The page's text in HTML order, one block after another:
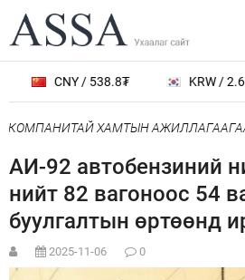
CNY / 538.8₮ KRW /
КОМПАНИТАЙ ХАМТЫН
АИ-92 автобензиний
нийт 82 вагоноос 54
буулгалтын өртөөнд
2025-11-06 0